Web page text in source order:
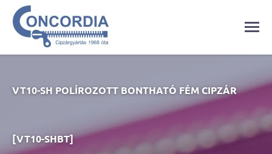
VT10-SH POLÍROZOTT BONTHATÓ FÉM CIPZÁR
[VT10-SHBT]